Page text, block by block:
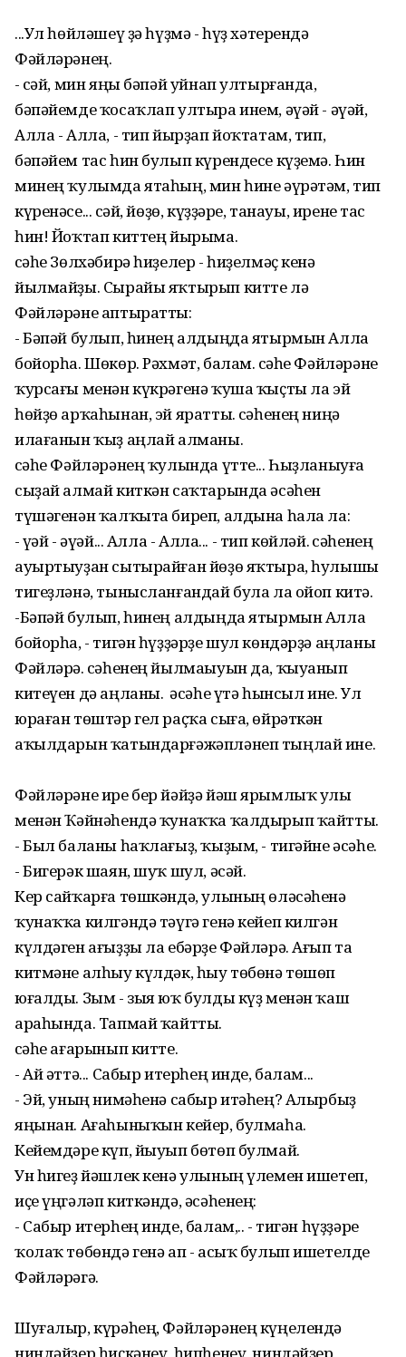
...Ул һөйләшеү ҙә һүҙмә - һүҙ хәтерендә
Фәйләрәнең.
- Әсәй, мин яңы бәпәй уйнап ултырғанда,
бәпәйемде ҡосаҡлап ултыра инем, әүәй - әүәй,
Алла - Алла, - тип йырҙап йоҡтатам, тип,
бәпәйем тас һин булып күрендесе күҙемә. Һин
минең ҡулымда ятаһың, мин һине әүрәтәм, тип
күренәсе... Әсәй, йөҙө, күҙҙәре, танауы, ирене тас
һин! Йоҡтап киттең йырыма.
Әсәһе Зөлхәбирә һиҙелер - һиҙелмәҫ кенә
йылмайҙы. Сырайы яҡтырып китте лә
Фәйләрәне аптыратты:
- Бәпәй булып, һинең алдыңда ятырмын Алла
бойорһа. Шөкөр. Рәхмәт, балам. Әсәһе Фәйләрәне
ҡурсағы менән күкрәгенә ҡуша ҡыҫты ла эй
һөйҙө арҡаһынан, эй яратты. Әсәһенең ниңә
илағанын ҡыҙ аңлай алманы.
Әсәһе Фәйләрәнең ҡулында үтте... Һыҙланыуға
сыҙай алмай киткән саҡтарында әсәһен
түшәгенән ҡалҡыта биреп, алдына һала ла:
- Әүәй - әүәй... Алла - Алла... - тип көйләй. Әсәһенең
ауыртыуҙан сытырайған йөҙө яҡтыра, һулышы
тигеҙләнә, тынысланғандай була ла ойоп китә.
-Бәпәй булып, һинең алдыңда ятырмын Алла
бойорһа, - тигән һүҙҙәрҙе шул көндәрҙә аңланы
Фәйләрә. Әсәһенең йылмаыуын да, ҡыуанып
китеүен дә аңланы. Ә әсәһе үтә һынсыл ине. Ул
юраған төштәр гел раҫҡа сыға, өйрәткән
аҡылдарын ҡатындарғәжәпләнеп тыңлай ине.
Фәйләрәне ире бер йәйҙә йәш ярымлыҡ улы
менән Ҡәйнәһендә ҡунаҡҡа ҡалдырып ҡайтты.
- Был баланы һаҡлағыҙ, ҡыҙым, - тигәйне әсәһе.
- Бигерәк шаян, шуҡ шул, әсәй.
Кер сайҡарға төшкәндә, улының өләсәһенә
ҡунаҡҡа килгәндә тәүгә генә кейеп килгән
күлдәген ағыҙҙы ла ебәрҙе Фәйләрә. Ағып та
китмәне алһыу күлдәк, һыу төбөнә төшөп
юғалды. Зым - зыя юҡ булды күҙ менән ҡаш
араһында. Тапмай ҡайтты.
Әсәһе ағарынып китте.
- Ай әттә... Сабыр итерһең инде, балам...
- Эй, уның нимәһенә сабыр итәһең? Алырбыҙ
яңынан. Ағаһыныҡын кейер, булмаһа.
Кейемдәре күп, йыуып бөтөп булмай.
Ун һигеҙ йәшлек кенә улының үлемен ишетеп,
иҫе үңгәләп киткәндә, әсәһенең:
- Сабыр итерһең инде, балам,.. - тигән һүҙҙәре
ҡолаҡ төбөндә генә ап - асыҡ булып ишетелде
Фәйләрәгә.
Шуғалыр, күрәһең, Фәйләрәнең күңелендә